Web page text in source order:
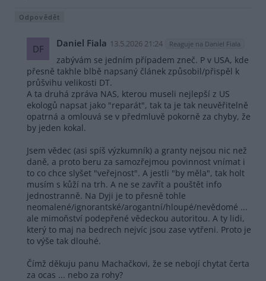
Odpovědět
DF Daniel Fiala 13.5.2026 21:24 Reaguje na Daniel Fiala
zabývám se jedním případem zneč. P v USA, kde
přesně takhle blbě napsaný článek způsobil/přispěl k
průšvihu velikosti DT.
A ta druhá zpráva NAS, kterou museli nejlepší z US
ekologů napsat jako "reparát", tak ta je tak neuvěřitelně
opatrná a omlouvá se v předmluvě pokorně za chyby, že
by jeden kokal.
Jsem vědec (asi spíš výzkumník) a granty nejsou nic než
daně, a proto beru za samozřejmou povinnost vnímat i
to co chce slyšet "veřejnost". A jestli "by měla", tak holt
musím s kůží na trh. A ne se zavřít a pouštět info
jednostranně. Na Dyji je to přesně tohle
neomalené/ignorantské/arogantní/hloupé/nevědomé ...
ale mimoňství podepřené vědeckou autoritou. A ty lidi,
který to maj na bedrech nejvíc jsou zase vytřeni. Proto je
to výše tak dlouhé.
Čímž děkuju panu Machačkovi, že se nebojí chytat čerta
za ocas ... nebo za rohy?